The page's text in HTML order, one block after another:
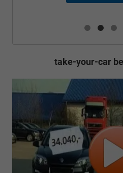
take-your-car